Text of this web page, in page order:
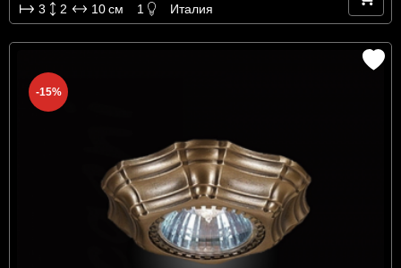
3 2 10см 1 Италия
-15%